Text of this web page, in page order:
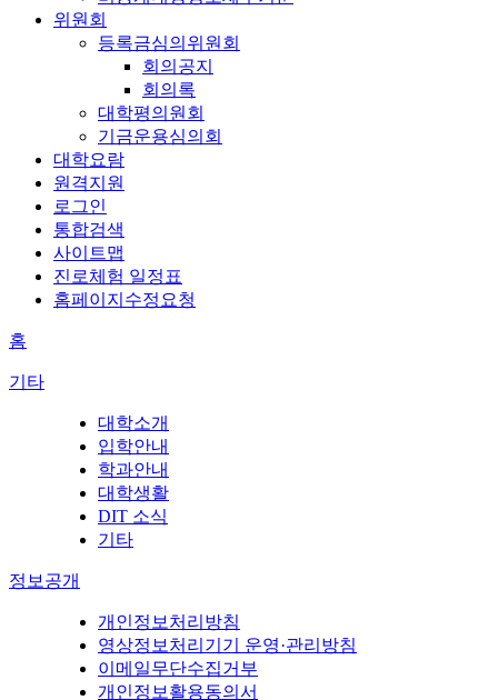
위원회
등록금심의위원회
회의공지
회의록
대학평의원회
기금운용심의회
대학요람
원격지원
로그인
통합검색
사이트맵
진로체험 일정표
홈페이지수정요청
홈
기타
대학소개
입학안내
학과안내
대학생활
DIT 소식
기타
정보공개
개인정보처리방침
영상정보처리기기 운영·관리방침
이메일무단수집거부
개인정보활용동의서